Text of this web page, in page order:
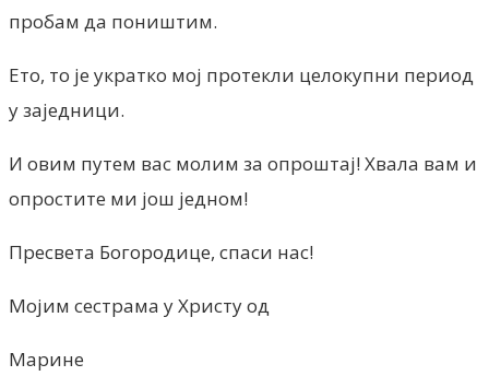
пробам да поништим.
Ето, то је укратко мој протекли целокупни период
у заједници.
И овим путем вас молим за опроштај! Хвала вам и
опростите ми још једном!
Пресвета Богородице, спаси нас!
Мојим сестрама у Христу од
Марине